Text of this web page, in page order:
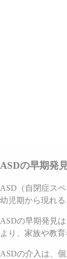
ASDの早期発
ASD（自閉症ス
幼児期から現れ
ASDの早期発見
より、家族や教
ASDの介入は、